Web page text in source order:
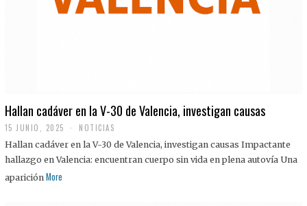
Hallan cadáver en la V-30 de Valencia, investigan causas
15 JUNIO, 2025 NOTICIAS
Hallan cadáver en la V-30 de Valencia, investigan causas Impactante
hallazgo en Valencia: encuentran cuerpo sin vida en plena autovía Una
aparición More